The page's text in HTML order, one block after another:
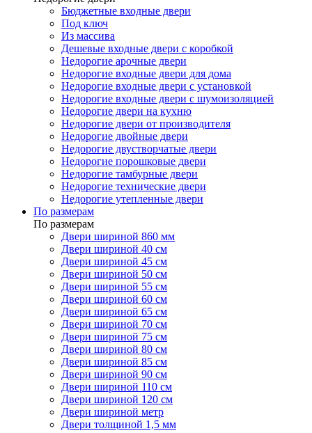
Бюджетные входные двери
Под ключ
Из массива
Дешевые входные двери с коробкой
Недорогие арочные двери
Недорогие входные двери для дома
Недорогие входные двери с установкой
Недорогие входные двери с шумоизоляцией
Недорогие двери на кухню
Недорогие двери от производителя
Недорогие двойные двери
Недорогие двустворчатые двери
Недорогие порошковые двери
Недорогие тамбурные двери
Недорогие технические двери
Недорогие утепленные двери
По размерам
По размерам
Двери шириной 860 мм
Двери шириной 40 см
Двери шириной 45 см
Двери шириной 50 см
Двери шириной 55 см
Двери шириной 60 см
Двери шириной 65 см
Двери шириной 70 см
Двери шириной 75 см
Двери шириной 80 см
Двери шириной 85 см
Двери шириной 90 см
Двери шириной 110 см
Двери шириной 120 см
Двери шириной метр
Двери толщиной 1,5 мм